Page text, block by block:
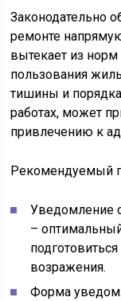
Законодательно
ремонте
вытекает из
пользования
тишины и
работах, может
привлечению к
Рекомендуемый
Уведомление
–
возражения.
Форма